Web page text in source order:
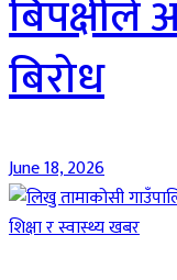
बिरोध
June 18, 2026
शिक्षा र स्वास्थ्य खबर